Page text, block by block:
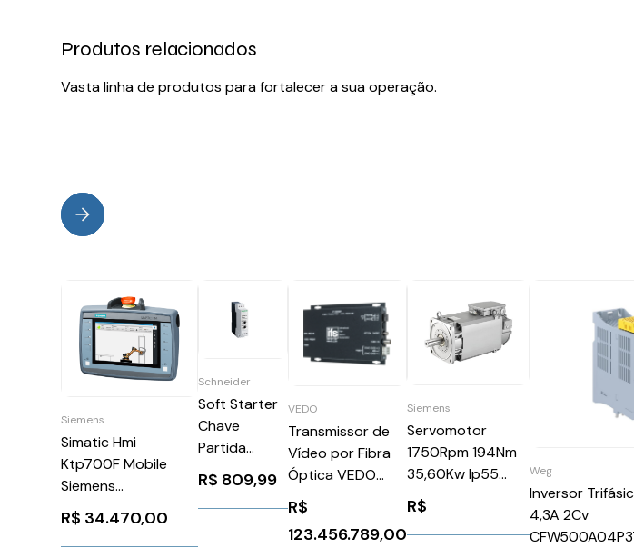
Produtos relacionados
Vasta linha de produtos para fortalecer a sua operação.
Siemens
Simatic Hmi
Ktp700F Mobile
Siemens
6AV21252GB230AX0
R$ 34.470,00
Schneider
Soft Starter
Chave
Partida
Suave
Trifásica
Motores
R$ 809,99
VEDO
Transmissor de
Vídeo por Fibra
Óptica VEDO
VT1500
R$
123.456.789,00
Siemens
Servomotor
1750Rpm 194Nm
35,60Kw Ip55
1PH81372DF102BA1
Siemens 1301377
R$
Weg
Inversor
4,3A 2Cv